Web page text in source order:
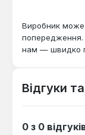
Виробник може
попередження.
нам — швидко
Відгуки
0 з 0